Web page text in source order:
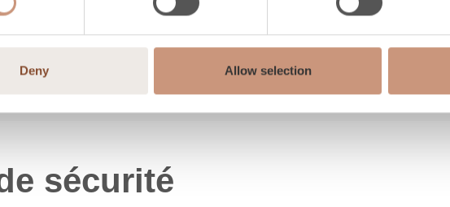
Deny Allow selection
chauffage, kg/h 2,1
mm 300 (200-400)
peut varier entre les valeurs indiquées entre parenthèses (XX
sécurité